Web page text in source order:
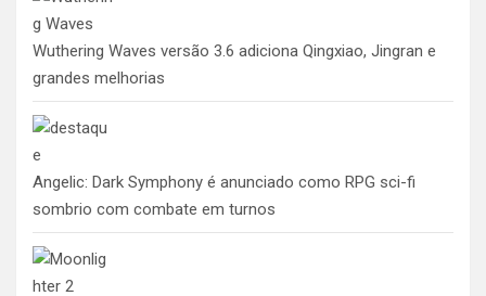
Wuthering Waves versão 3.6 adiciona Qingxiao, Jingran e
grandes melhorias
Angelic: Dark Symphony é anunciado como RPG sci-fi
sombrio com combate em turnos